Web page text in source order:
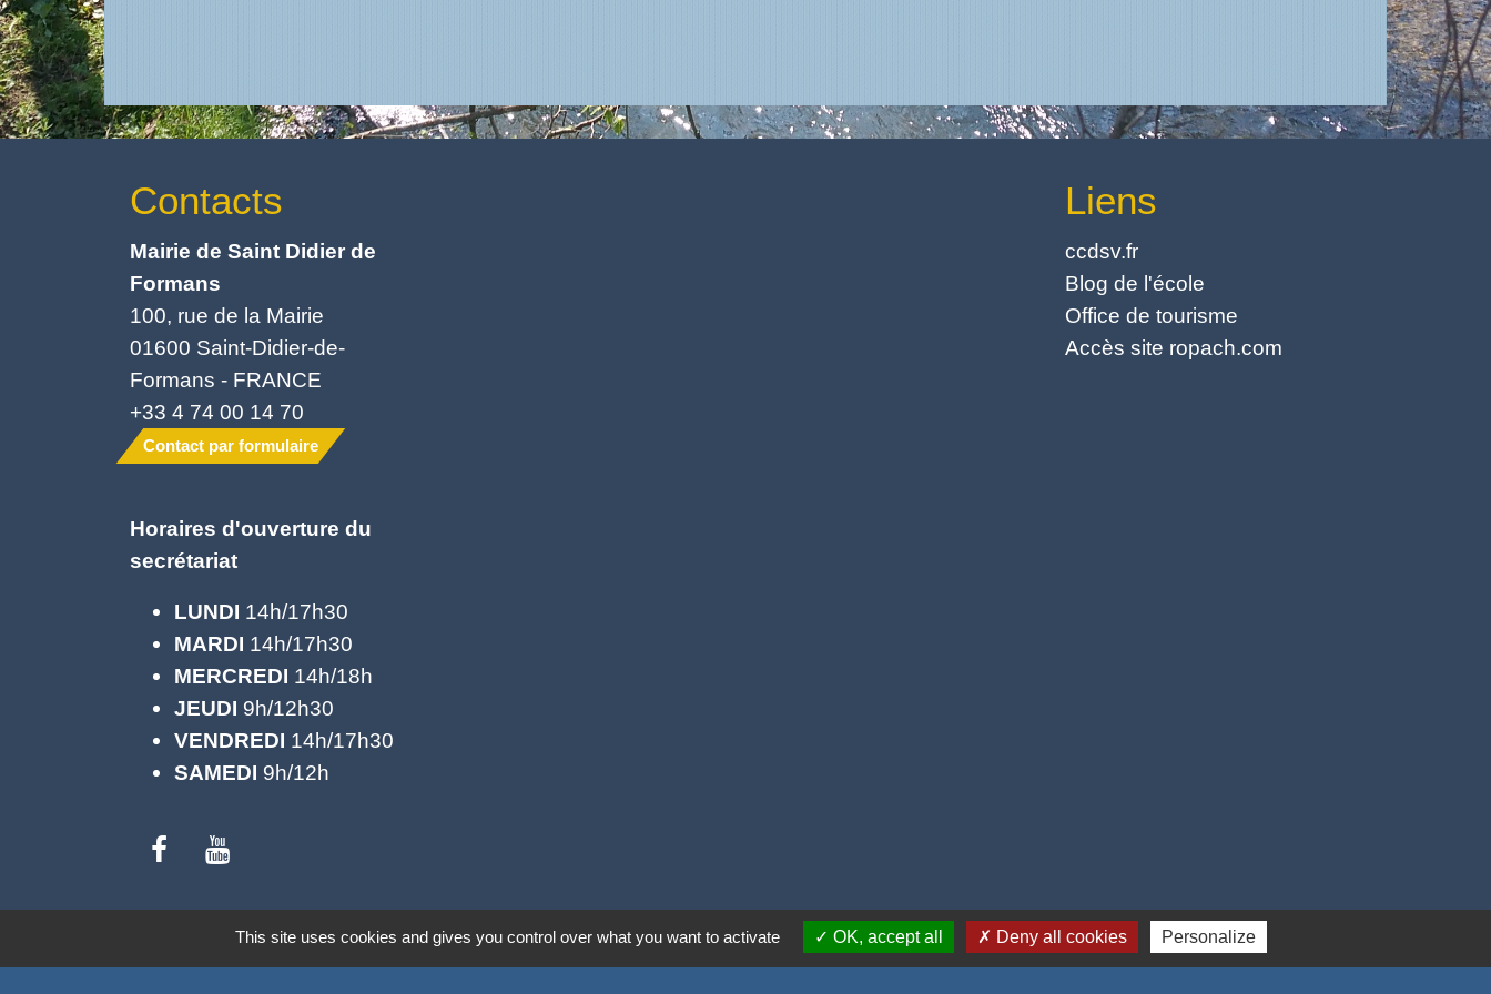
Contacts
Mairie de Saint Didier de
Formans
100, rue de la Mairie
01600 Saint-Didier-de-
Formans - FRANCE
+33 4 74 00 14 70
Contact par formulaire
Horaires d'ouverture du
secrétariat
LUNDI 14h/17h30
MARDI 14h/17h30
MERCREDI 14h/18h
JEUDI 9h/12h30
VENDREDI 14h/17h30
SAMEDI 9h/12h
Liens
ccdsv.fr
Blog de l'école
Office de tourisme
Accès site ropach.com
Mentions légales - Politique de confidentialité - Accessibilité - Plan du site - Gestion des cookies
This site uses cookies and gives you control over what you want to activate OK, accept all Deny all cookies Personalize